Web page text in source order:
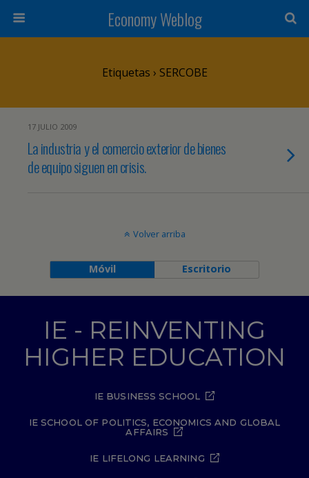
Economy Weblog
Etiquetas › SERCOBE
17 JULIO 2009
La industria y el comercio exterior de bienes
de equipo siguen en crisis.
Volver arriba
Móvil Escritorio
IE - REINVENTING
HIGHER EDUCATION
IE BUSINESS SCHOOL
IE SCHOOL OF POLITICS, ECONOMICS AND GLOBAL
AFFAIRS
IE LIFELONG LEARNING